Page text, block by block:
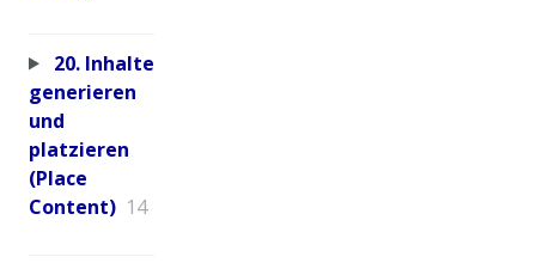
20. Inhalte
generieren
und
platzieren
(Place
Content) 14